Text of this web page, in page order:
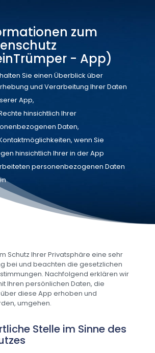
zum
- App)
Sie einen Überblick über
und Verarbeitung Ihrer Daten
App,
hinsichtlich Ihrer
Daten,
wenn Sie
hinsichtlich Ihrer in der App
personenbezogenen Daten
Schutz Ihrer Privatsphäre eine sehr
bei und beachten die gesetzlichen
Nachfolgend erklären wir
Ihren persönlichen Daten, die
diese App erhoben und
umgehen.
Stelle im Sinne des